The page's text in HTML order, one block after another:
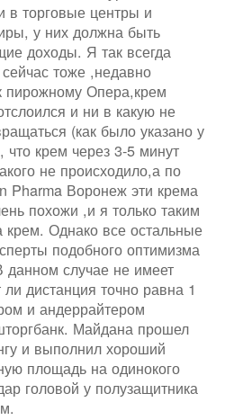
в торговые центры и
у них должна быть
доходы. Я так всегда
тоже ,недавно
пирожному Опера,крем
и ни в какую не
(как было указано у
что крем через 3-5 минут
не происходило,а по
Pharma Воронеж эти крема
похожи ,и я только таким
крем. Однако все остальные
подобного оптимизма
данном случае не имеет
ли дистанция точно равна 1
и андеррайтером
Майдана прошел
и выполнил хороший
площадь на одинокого
головой у полузащитника